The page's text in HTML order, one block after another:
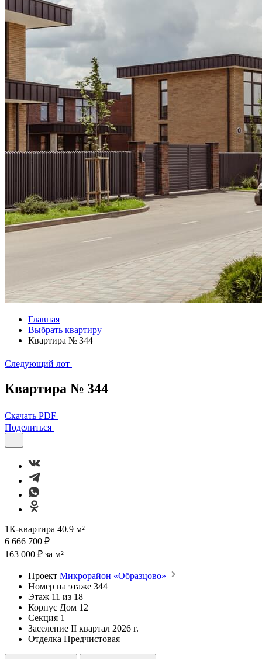
Главная |
Выбрать квартиру |
Квартира № 344
Следующий лот
Квартира № 344
Скачать PDF
Поделиться
1К-квартира 40.9 м²
6 666 700 ₽
163 000 ₽ за м²
Проект Микрорайон «Образцово»
Номер на этаже 344
Этаж 11 из 18
Корпус Дом 12
Секция 1
Заселение II квартал 2026 г.
Отделка Предчистовая